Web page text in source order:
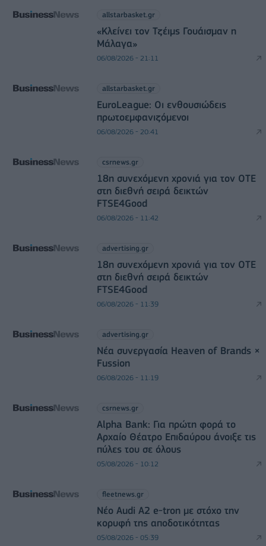
allstarbasket.gr
«Κλείνει τον Τζέιμς Γουάισμαν η
Μάλαγα»
06/08/2026 - 21:11
allstarbasket.gr
EuroLeague: Οι ενθουσιώδεις
πρωτοεμφανιζόμενοι
06/08/2026 - 20:41
csrnews.gr
18η συνεχόμενη χρονιά για τον ΟΤΕ
στη διεθνή σειρά δεικτών
FTSE4Good
06/08/2026 - 11:42
advertising.gr
18η συνεχόμενη χρονιά για τον ΟΤΕ
στη διεθνή σειρά δεικτών
FTSE4Good
06/08/2026 - 11:39
advertising.gr
Νέα συνεργασία Heaven of Brands ×
Fussion
06/08/2026 - 11:19
csrnews.gr
Alpha Bank: Για πρώτη φορά το
Αρχαίο Θέατρο Επιδαύρου άνοιξε τις
πύλες του σε όλους
05/08/2026 - 10:12
fleetnews.gr
Νέο Audi A2 e-tron με στόχο την
κορυφή της αποδοτικότητας
05/08/2026 - 05:39